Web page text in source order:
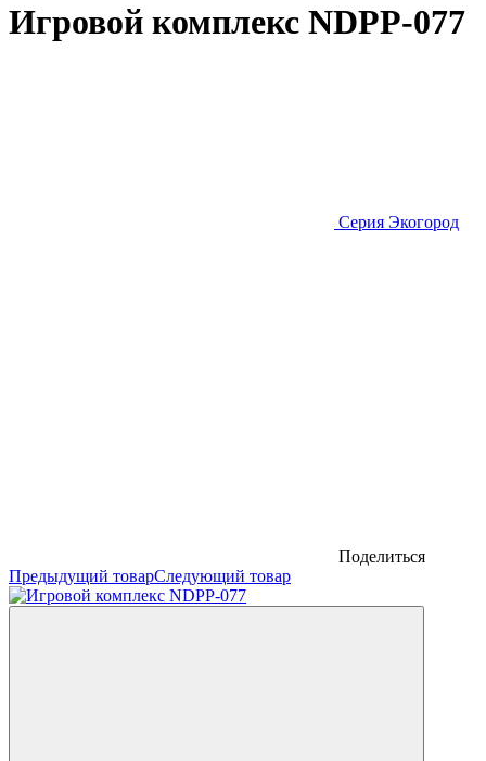
Игровой комплекс NDPP-077
Серия Экогород
Поделиться
Предыдущий товарСледующий товар